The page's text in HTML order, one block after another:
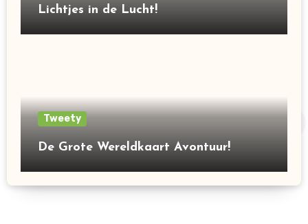
Lichtjes in de Lucht!
Tweety
De Grote Wereldkaart Avontuur!